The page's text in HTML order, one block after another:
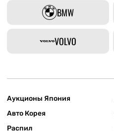
BMW
VOLVO
Аукционы Япония
Авто Корея
Распил